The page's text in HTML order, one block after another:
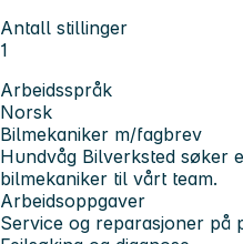
Antall stillinger
1
Arbeidsspråk
Norsk
Bilmekaniker m/fagbrev
Hundvåg Bilverksted søker
bilmekaniker til vårt team.
Arbeidsoppgaver
Service og reparasjoner på